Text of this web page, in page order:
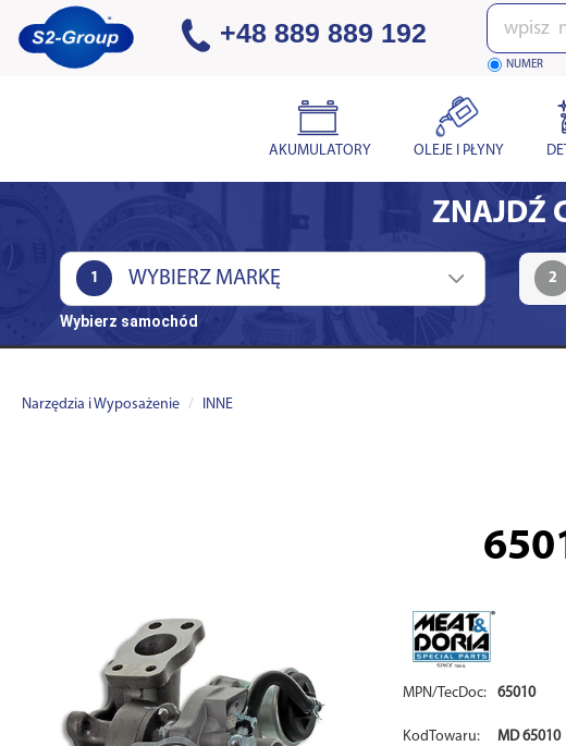
+48 889 889 192 Wpisz
numer
NUMER
AKUMULATORY OLEJE I PŁYNY
ZNAJDŹ
1 2
Wybierz samochód
Narzędzia i Wyposażenie INNE
MPN/TecDoc: 65010
KodTowaru: MD 65010